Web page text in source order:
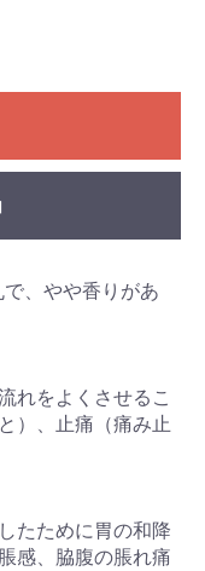
、やや香りがあ
れをよくさせるこ
）、止痛（痛み止
たために胃の和降
感、脇腹の脹れ痛